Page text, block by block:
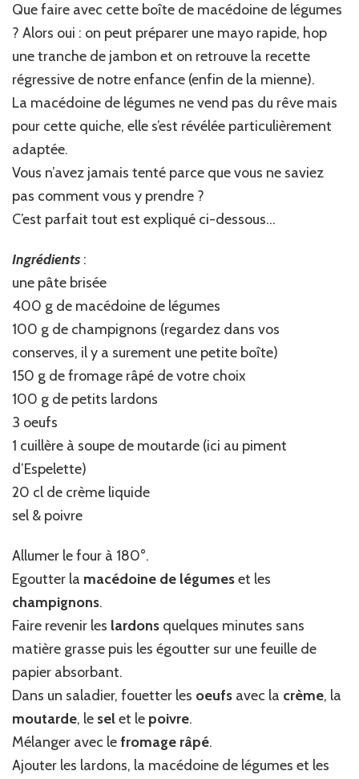
Que faire avec cette boîte de macédoine de légumes
? Alors oui : on peut préparer une mayo rapide, hop
une tranche de jambon et on retrouve la recette
régressive de notre enfance (enfin de la mienne).
La macédoine de légumes ne vend pas du rêve mais
pour cette quiche, elle s’est révélée particulièrement
adaptée.
Vous n’avez jamais tenté parce que vous ne saviez
pas comment vous y prendre ?
C’est parfait tout est expliqué ci-dessous…
Ingrédients :
une pâte brisée
400 g de macédoine de légumes
100 g de champignons (regardez dans vos
conserves, il y a surement une petite boîte)
150 g de fromage râpé de votre choix
100 g de petits lardons
3 oeufs
1 cuillère à soupe de moutarde (ici au piment
d’Espelette)
20 cl de crème liquide
sel & poivre
Allumer le four à 180°.
Egoutter la macédoine de légumeset les
champignons.
Faire revenir les lardons quelques minutes sans
matière grasse puis les égoutter sur une feuille de
papier absorbant.
Dans un saladier, fouetter les oeufs avec la crème, la
moutarde, le selet le poivre.
Mélanger avec lefromage râpé.
Ajouter les lardons, la macédoine de légumes et les